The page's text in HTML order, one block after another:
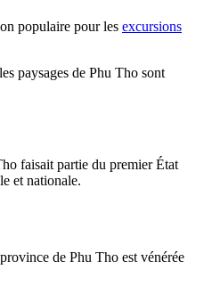
populaire pour les excursions
paysages de Phu Tho sont
faisait partie du premier État
et nationale.
de Phu Tho est vénérée